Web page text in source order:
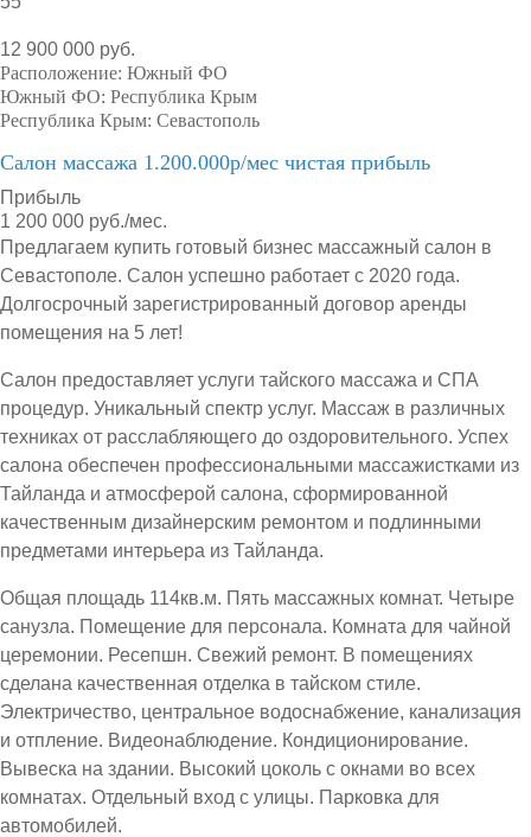
12 900 000 руб.
Расположение: Южный ФО
Южный ФО: Республика Крым
Республика Крым: Севастополь
Салон массажа 1.200.000р/мес чистая прибыль
Прибыль
1 200 000 руб./мес.
Предлагаем купить готовый бизнес массажный салон в
Севастополе. Салон успешно работает с 2020 года.
Долгосрочный зарегистрированный договор аренды
помещения на 5 лет!
Салон предоставляет услуги тайского массажа и СПА
процедур. Уникальный спектр услуг. Массаж в различных
техниках от расслабляющего до оздоровительного. Успех
салона обеспечен профессиональными массажистками из
Тайланда и атмосферой салона, сформированной
качественным дизайнерским ремонтом и подлинными
предметами интерьера из Тайланда.
Общая площадь 114кв.м. Пять массажных комнат. Четыре
санузла. Помещение для персонала. Комната для чайной
церемонии. Ресепшн. Свежий ремонт. В помещениях
сделана качественная отделка в тайском стиле.
Электричество, центральное водоснабжение, канализация
и отпление. Видеонаблюдение. Кондиционирование.
Вывеска на здании. Высокий цоколь с окнами во всех
комнатах. Отдельный вход с улицы. Парковка для
автомобилей.